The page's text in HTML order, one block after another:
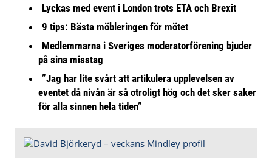
Lyckas med event i London trots ETA och Brexit
9 tips: Bästa möbleringen för mötet
Medlemmarna i Sveriges moderatorförening bjuder
på sina misstag
”Jag har lite svårt att artikulera upplevelsen av
eventet då nivån är så otroligt hög och det sker saker
för alla sinnen hela tiden”